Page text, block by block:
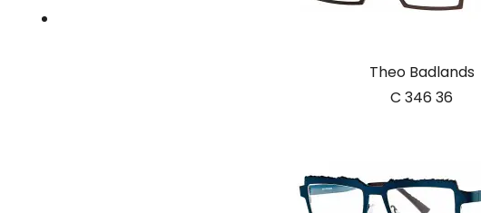
Theo Badlands
C 346 36